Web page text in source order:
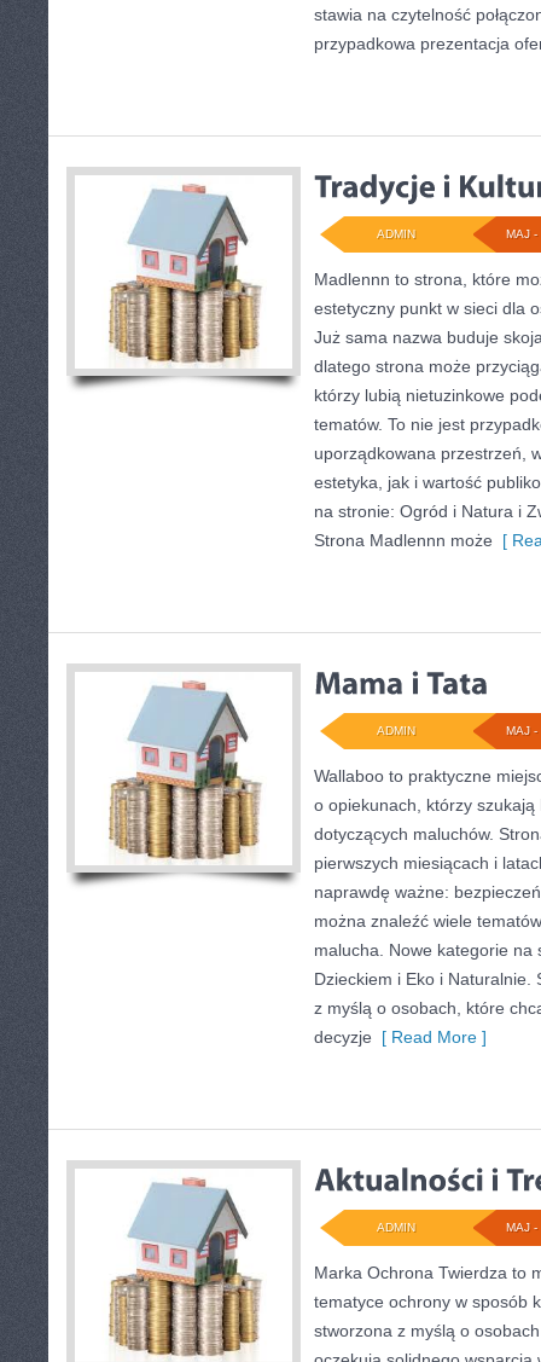
stawia na czytelność
przypadkowa prezentacja
MAJ -
ADMIN
Madlennn to strona, które
estetyczny punkt w sieci dla
Już sama nazwa buduje
dlatego strona może
którzy lubią nietuzinkowe
tematów. To nie jest
uporządkowana przestrzeń,
estetyka, jak i wartość
na stronie: Ogród i Natura i
Strona Madlennn może [
MAJ -
ADMIN
Wallaboo to praktyczne
o opiekunach, którzy
dotyczących maluchów.
pierwszych miesiącach i
naprawdę ważne:
można znaleźć wiele
malucha. Nowe kategorie na
Dzieckiem i Eko i Naturalnie.
z myślą o osobach, które
decyzje [ Read More ]
MAJ -
ADMIN
Marka Ochrona Twierdza to
tematyce ochrony w sposób
stworzona z myślą o